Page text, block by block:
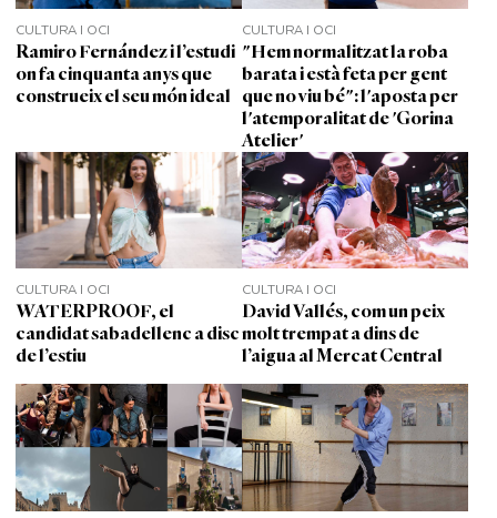
CULTURA I OCI
Ramiro Fernández i l’estudi
on fa cinquanta anys que
construeix el seu món ideal
CULTURA I OCI
"Hem normalitzat la roba
barata i està feta per gent
que no viu bé": l'aposta per
l'atemporalitat de 'Gorina
Atelier'
CULTURA I OCI
WATERPROOF, el
candidat sabadellenc a disc
de l’estiu
CULTURA I OCI
David Vallés, com un peix
molt trempat a dins de
l’aigua al Mercat Central